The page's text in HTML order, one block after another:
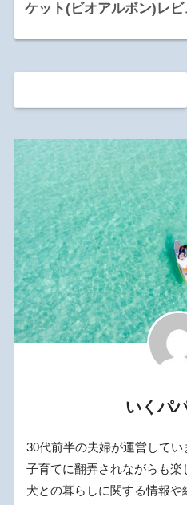
ケット(ビオアルボン)レビ
いくパ
30代前半の夫婦が運営して
子育てに翻弄されながらも
犬との暮らしに関する情報